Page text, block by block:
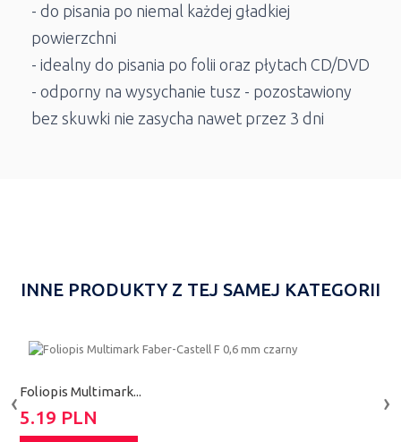
- do pisania po niemal każdej gładkiej
powierzchni
- idealny do pisania po folii oraz płytach CD/DVD
- odporny na wysychanie tusz - pozostawiony
bez skuwki nie zasycha nawet przez 3 dni
INNE PRODUKTY Z TEJ SAMEJ KATEGORII
Foliopis Multimark...
5.19 PLN
‹ ›